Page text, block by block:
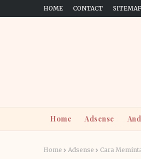
HOME CONTACT SITEMAP
Home Adsense
Home Adsense Cara